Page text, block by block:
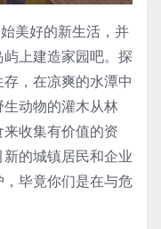
美好的新生活，并
上建造家园吧。探
，在凉爽的水潭中
动物的灌木从林
收集有价值的资
的城镇居民和企业
毕竟你们是在与危